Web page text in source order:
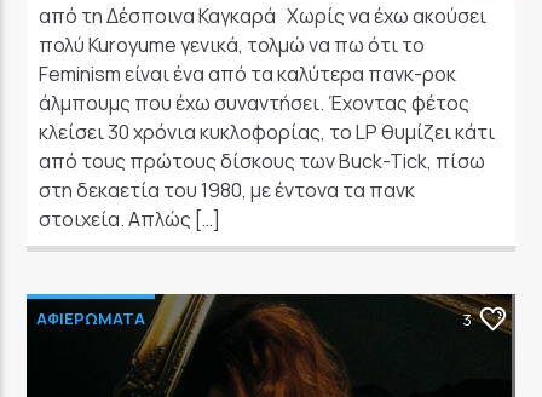
από τη Δέσποινα Καγκαρά Χωρίς να έχω ακούσει
πολύ Kuroyume γενικά, τολμώ να πω ότι το
Feminism είναι ένα από τα καλύτερα πανκ-ροκ
άλμπουμς που έχω συναντήσει. Έχοντας φέτος
κλείσει 30 χρόνια κυκλοφορίας, το LP θυμίζει κάτι
από τους πρώτους δίσκους των Buck-Tick, πίσω
στη δεκαετία του 1980, με έντονα τα πανκ
στοιχεία. Απλώς […]
ΑΦΙΕΡΩΜΑΤΑ 3